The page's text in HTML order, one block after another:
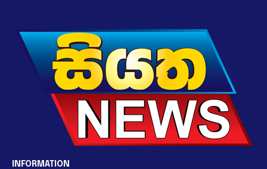
INFORMATION